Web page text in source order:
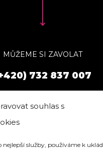
souhlas s
služby, používáme k
MŮŽEME SI ZAVOLAT
732 837 007